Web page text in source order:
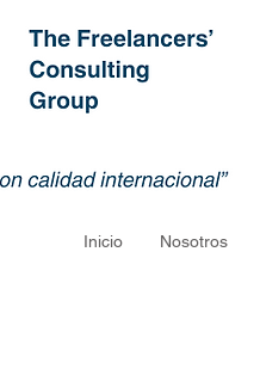
Inicio Nosotros